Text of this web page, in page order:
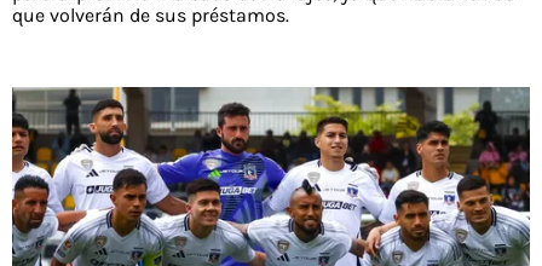
que volverán de sus préstamos.